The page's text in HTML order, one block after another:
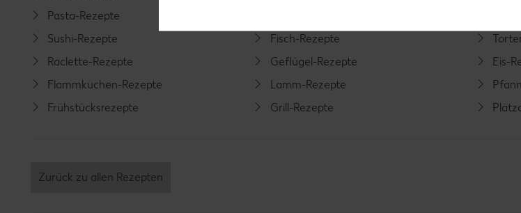
Pasta-Rezepte
Sushi-Rezepte
Raclette-Rezepte
Flammkuchen-Rezepte
Frühstücksrezepte
Fisch-Rezepte
Geflügel-Rezepte
Lamm-Rezepte
Grill-Rezepte
Eis-
Zurück zu allen Rezepten